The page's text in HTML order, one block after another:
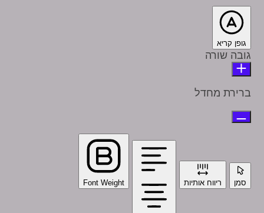
גופן קריא
גובה שורה
ברירת מחדל
סמן ריווח אותיות Font Weight